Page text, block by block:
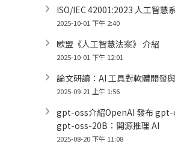
ISO/IEC 42001:2023 人工智慧
2025-10-01 下午 2:40
歐盟《人工智慧法案》 介紹
2025-10-01 下午 12:01
論文研讀：AI 工具對軟體開發
2025-09-21 上午 1:56
gpt-oss介紹OpenAI 發布
gpt-oss-20B：開源推理 AI
2025-08-20 下午 11:08